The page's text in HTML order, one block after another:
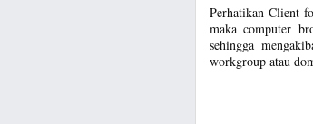
Perhatikan Client
maka computer
sehingga
workgroup atau